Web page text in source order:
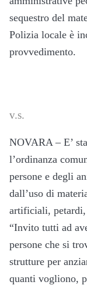
sequestro del
Polizia locale è
provvedimento.
v.s.
NOVARA – E’
l’ordinanza
persone e degli
dall’uso di
artificiali,
“Invito tutti ad
persone che si
strutture per
quanti vogliono,